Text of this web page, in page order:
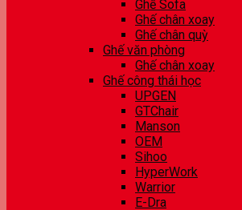
Ghế Sofa
Ghế chân xoay
Ghế chân quỳ
Ghế văn phòng
Ghế chân xoay
Ghế công thái học
UPGEN
GTChair
Manson
OEM
Sihoo
HyperWork
Warrior
E-Dra